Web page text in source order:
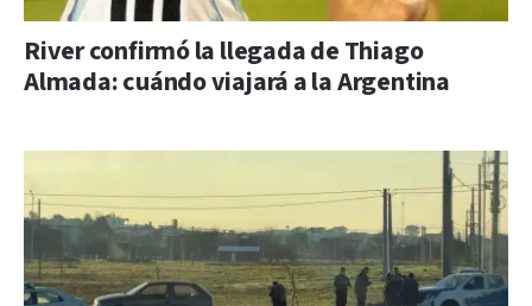
River confirmó la llegada de Thiago
Almada: cuándo viajará a la Argentina